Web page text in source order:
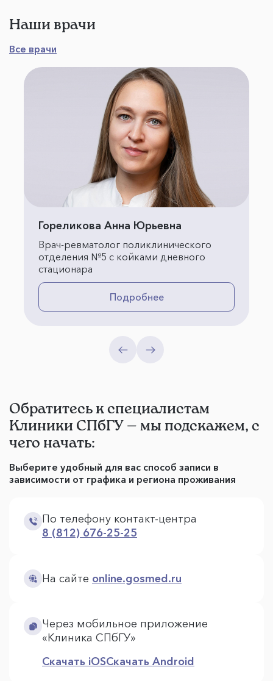
Наши врачи
Все врачи
Гореликова Анна Юрьевна
Врач-ревматолог поликлинического
отделения №5 с койками дневного
стационара
Подробнее
Обратитесь к специалистам
Клиники СПбГУ — мы подскажем, с
чего начать:
Выберите удобный для вас способ записи в
зависимости от графика и региона проживания
По телефону контакт-центра
8 (812) 676-25-25
На сайте online.gosmed.ru
Через мобильное приложение
«Клиника СПбГУ»
Скачать iOSСкачать Android